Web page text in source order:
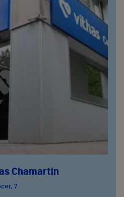
Chamartín
7